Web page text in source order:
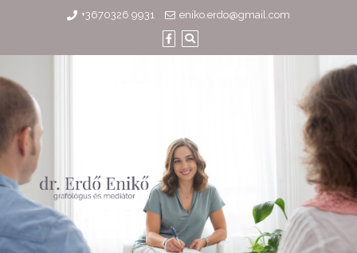
content
+3670326 9931 eniko.erdo@gmail.com